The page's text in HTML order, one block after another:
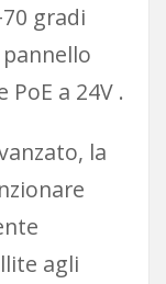
gradi
a 24V .
la
agli